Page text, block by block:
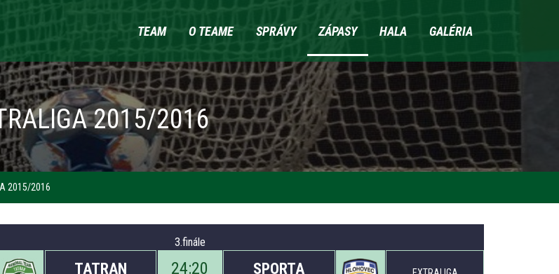
TEAM O TEAME SPRÁVY ZÁPASY HALA GALÉRIA
2015/2016
2015/2016
3.finále
TATRAN
24:20
SPORTA